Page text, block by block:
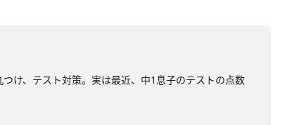
け、テスト対策。実は最近、中1息子のテストの点数